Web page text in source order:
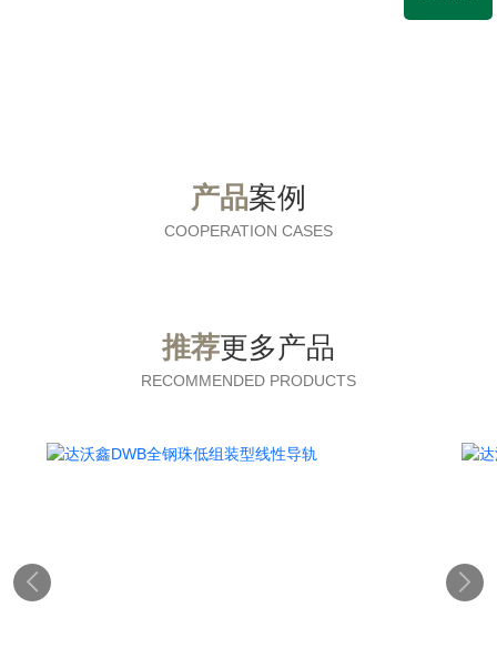
产品案例
COOPERATION CASES
推荐更多产品
RECOMMENDED PRODUCTS
 